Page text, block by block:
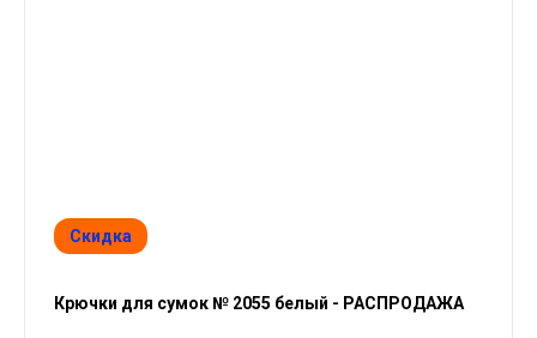
Скидка
Крючки для сумок № 2055 белый - РАСПРОДАЖА